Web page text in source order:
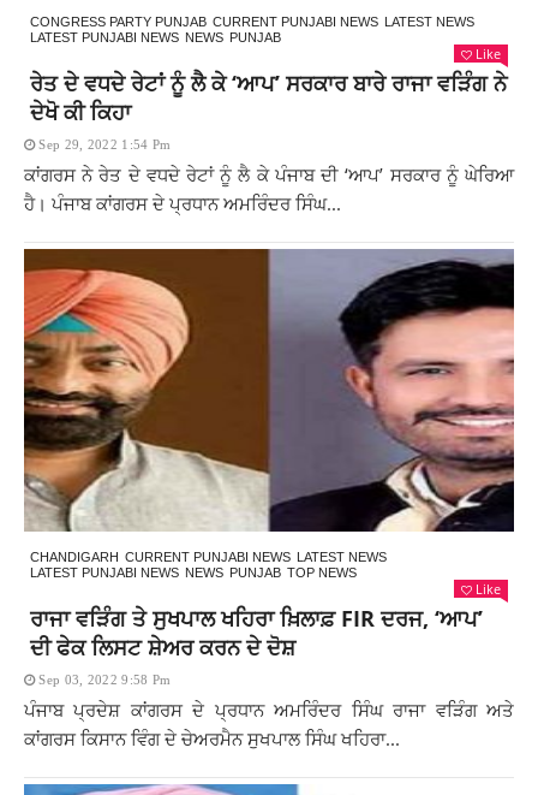
CONGRESS PARTY PUNJAB CURRENT PUNJABI NEWS LATEST NEWS
LATEST PUNJABI NEWS NEWS PUNJAB
Like
ਰੇਤ ਦੇ ਵਧਦੇ ਰੇਟਾਂ ਨੂੰ ਲੈ ਕੇ ‘ਆਪ’ ਸਰਕਾਰ ਬਾਰੇ ਰਾਜਾ ਵੜਿੰਗ ਨੇ
ਦੇਖੋ ਕੀ ਕਿਹਾ
Sep 29, 2022 1:54 Pm
ਕਾਂਗਰਸ ਨੇ ਰੇਤ ਦੇ ਵਧਦੇ ਰੇਟਾਂ ਨੂੰ ਲੈ ਕੇ ਪੰਜਾਬ ਦੀ ‘ਆਪ’ ਸਰਕਾਰ ਨੂੰ ਘੇਰਿਆ
ਹੈ। ਪੰਜਾਬ ਕਾਂਗਰਸ ਦੇ ਪ੍ਰਧਾਨ ਅਮਰਿੰਦਰ ਸਿੰਘ...
CHANDIGARH CURRENT PUNJABI NEWS LATEST NEWS
LATEST PUNJABI NEWS NEWS PUNJAB TOP NEWS
Like
ਰਾਜਾ ਵੜਿੰਗ ਤੇ ਸੁਖਪਾਲ ਖਹਿਰਾ ਖ਼ਿਲਾਫ਼ FIR ਦਰਜ, ‘ਆਪ’
ਦੀ ਫੇਕ ਲਿਸਟ ਸ਼ੇਅਰ ਕਰਨ ਦੇ ਦੋਸ਼
Sep 03, 2022 9:58 Pm
ਪੰਜਾਬ ਪ੍ਰਦੇਸ਼ ਕਾਂਗਰਸ ਦੇ ਪ੍ਰਧਾਨ ਅਮਰਿੰਦਰ ਸਿੰਘ ਰਾਜਾ ਵੜਿੰਗ ਅਤੇ
ਕਾਂਗਰਸ ਕਿਸਾਨ ਵਿੰਗ ਦੇ ਚੇਅਰਮੈਨ ਸੁਖਪਾਲ ਸਿੰਘ ਖਹਿਰਾ...